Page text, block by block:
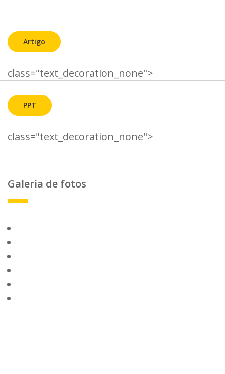
Artigo
class="text_decoration_none">
PPT
class="text_decoration_none">
Galeria de fotos